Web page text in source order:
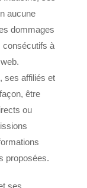
aucune
dommages
consécutifs à
ses affiliés et
être
ou
proposées.
ses